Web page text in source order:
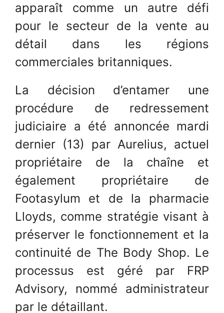
apparaît comme un autre défi
pour le secteur de la vente au
détail dans les régions
commerciales britanniques.
La décision d’entamer une
procédure de redressement
judiciaire a été annoncée mardi
dernier (13) par Aurelius, actuel
propriétaire de la chaîne et
également propriétaire de
Footasylum et de la pharmacie
Lloyds, comme stratégie visant à
préserver le fonctionnement et la
continuité de The Body Shop. Le
processus est géré par FRP
Advisory, nommé administrateur
par le détaillant.